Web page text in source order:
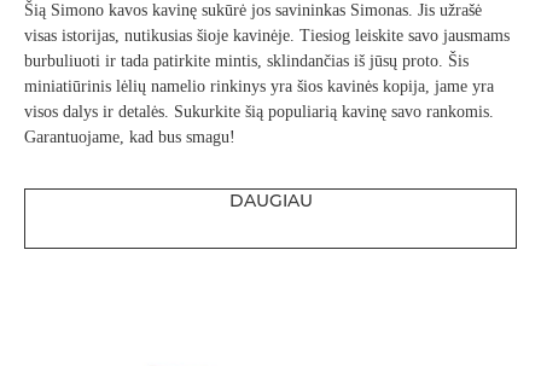
Šią Simono kavos kavinę sukūrė jos savininkas Simonas. Jis užrašė
visas istorijas, nutikusias šioje kavinėje. Tiesiog leiskite savo jausmams
burbuliuoti ir tada patirkite mintis, sklindančias iš jūsų proto. Šis
miniatiūrinis lėlių namelio rinkinys yra šios kavinės kopija, jame yra
visos dalys ir detalės. Sukurkite šią populiarią kavinę savo rankomis.
Garantuojame, kad bus smagu!
DAUGIAU